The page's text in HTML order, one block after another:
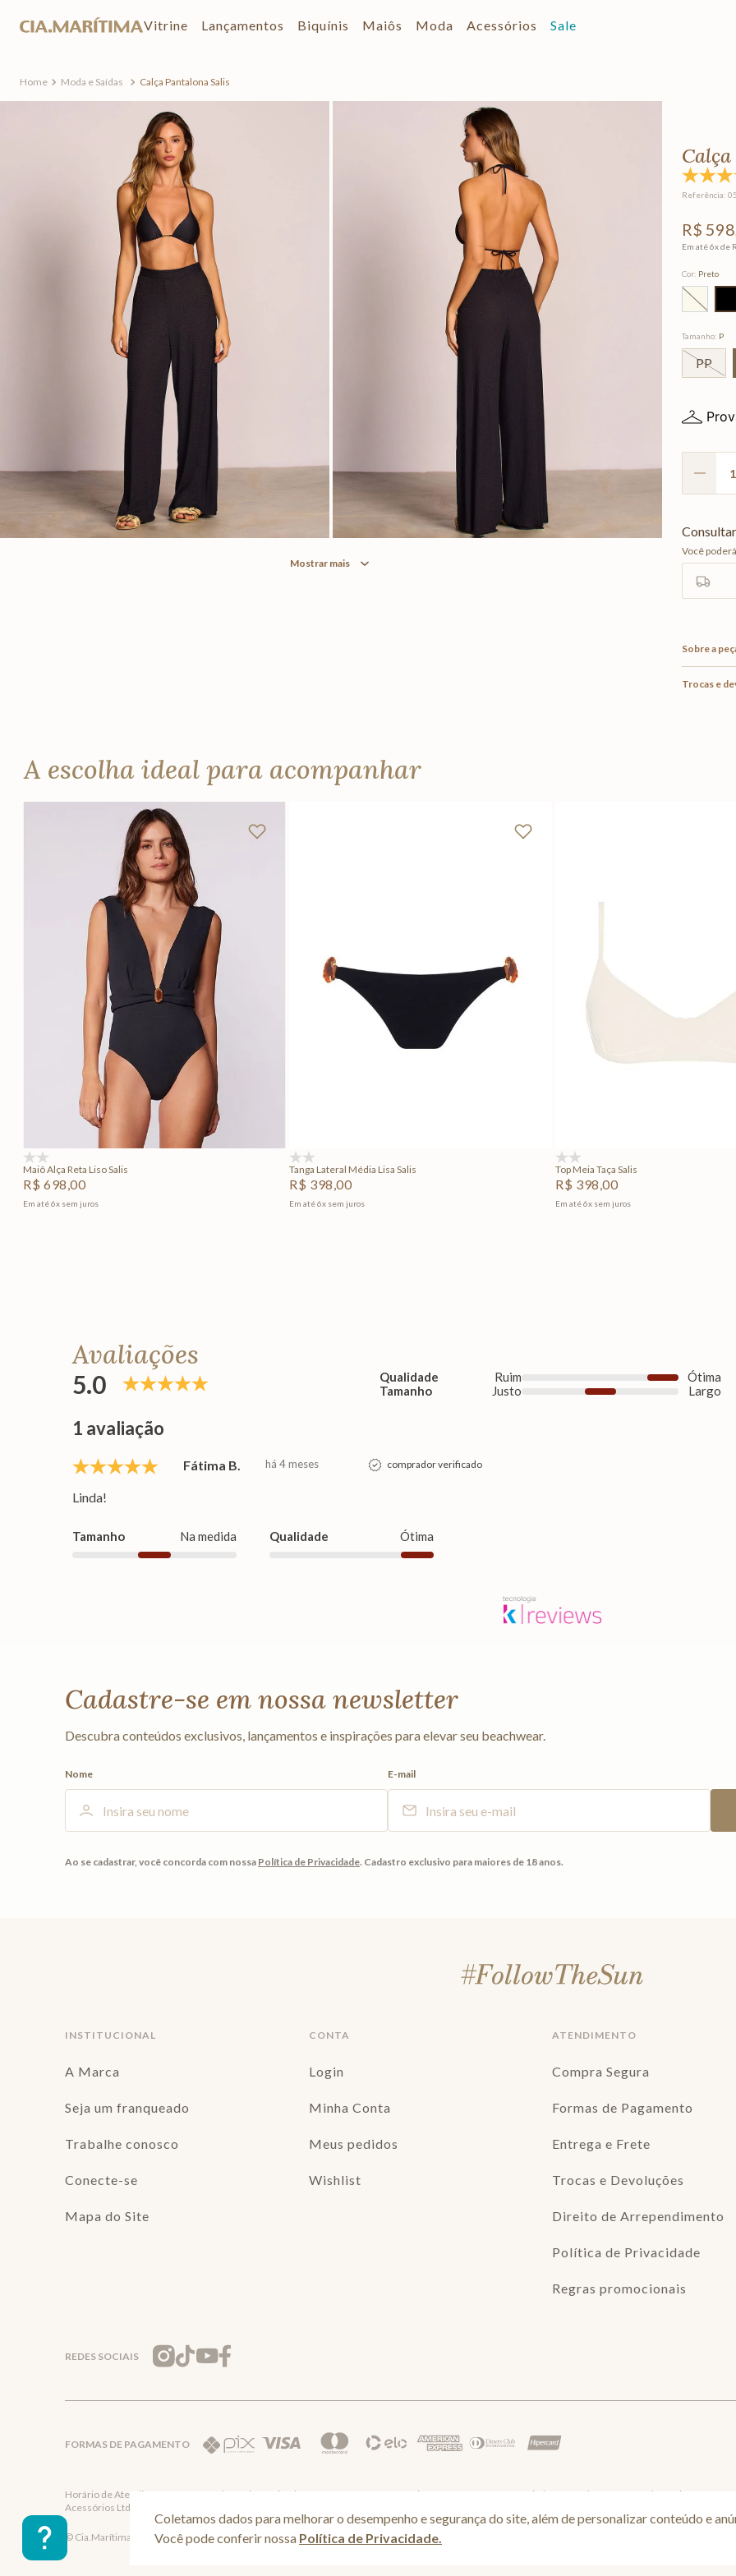
Vitrine Lançamentos Biquínis Maiôs Moda Acessórios Sale
Coletamos dados para melhorar o desempenho e segurança do site, além de personalizar conteúdo e
Você pode conferir nossa Política de Privacidade.
Moda e Saídas Calça Pantalona Salis
Mostrar mais
Referência:
R$ 598
Em até6x de
Cor: Preto
Tamanho: P
PP
Sobre a
Trocas e
A escolha ideal para acompanhar
P M
Adicionar na sacola
Maiô Alça Reta Liso Salis
R$ 698,00
Em até6x sem juros
Tanga Lateral Média Lisa Salis
R$ 398,00
Em até6x sem juros
Top Meia Taça Salis
R$ 398,00
Em até6x sem juros
Avaliações
5.0 Qualidade Ruim
Ótima
Tamanho
Justo Largo
1 avaliação
Fátima B. há 4 meses comprador verificado
Linda!
Tamanho Na medida Qualidade Ótima
Cadastre-se em nossa newsletter
Descubra conteúdos exclusivos, lançamentos e inspirações para elevar seu beachwear.
Nome E-mail
Ao se cadastrar, você concorda com nossa Política de Privacidade. Cadastro exclusivo para maiores de 18 anos.
INSTITUCIONAL
A Marca
Seja um franqueado
Trabalhe conosco
Conecte-se
Mapa do Site
CONTA
Login
Minha Conta
Meus pedidos
Wishlist
ATENDIMENTO
Compra Segura
Formas de Pagamento
Entrega e Frete
Trocas e Devoluções
Direito de Arrependimento
Política de Privacidade
Regras promocionais
REDES SOCIAIS
FORMAS DE PAGAMENTO
Horário de Atendimento: De segunda a quinta-feira das 08:30 às 17:30 e sexta-feira até as 16:30, exceto feriados - Rua Alpont, 428 nível 2 - Bairro
Acessórios Ltda - CNPJ: 57.484.768/0064-89
© Cia.Marítima 2025 - Todos os direitos reservados